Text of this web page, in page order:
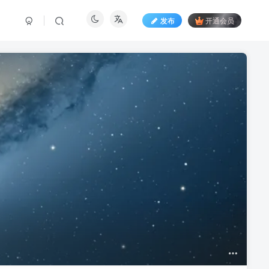
发布 开通会员